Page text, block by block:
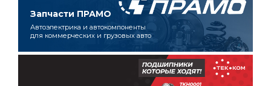
Запчасти ПРАМО
Автоэлектрика и автокомпоненты
для коммерческих и грузовых авто